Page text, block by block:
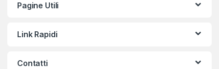
Pagine Utili
Link Rapidi
Contatti